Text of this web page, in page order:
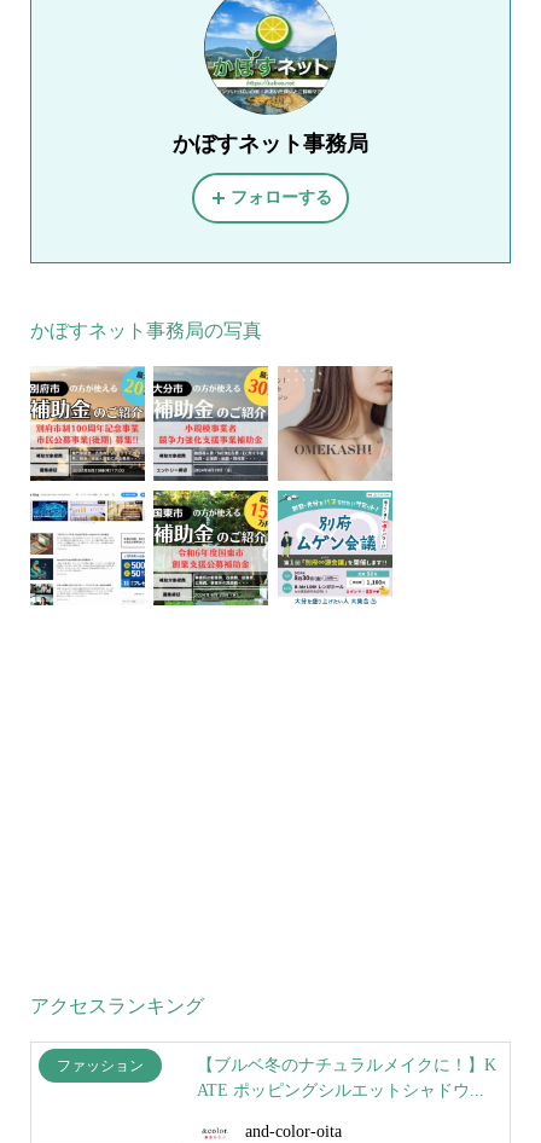
かぼすネット事務局
フォローする
かぼすネット事務局の写真
アクセスランキング
ファッション
【ブルベ冬のナチュラルメイクに！】K
ATE ポッピングシルエットシャドウ...
and-color-oita